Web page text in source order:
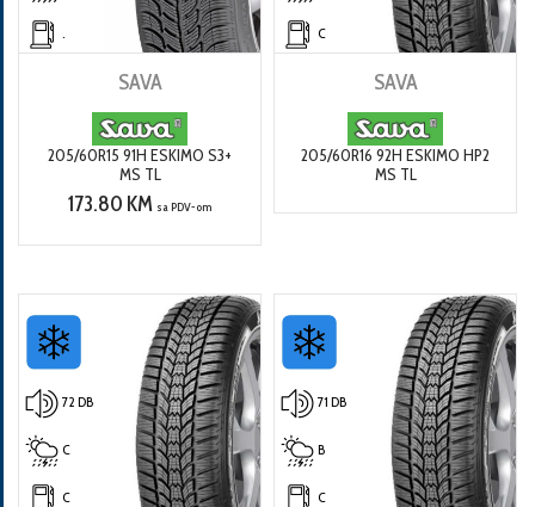
SAVA
205/60R15 91H ESKIMO S3+
MS TL
173.80 KM sa PDV-om
C
SAVA
205/60R16 92H ESKIMO HP2
MS TL
72 DB
C
C
71 DB
B
C